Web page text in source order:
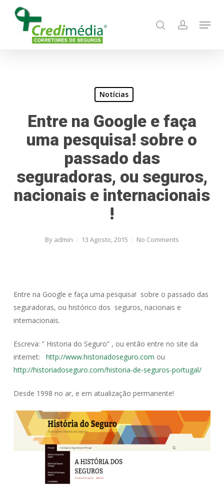
search account
Menu
Notícias
Entre na Google e faça
uma pesquisa! sobre o
passado das
seguradoras, ou seguros,
nacionais e internacionais
!
By admin 13 Agosto, 2015 No Comments
Entre na Google e faça uma pesquisa! sobre o passado das
seguradoras, ou histórico dos seguros, nacionais e
internacionais.
Escreva: ” Historia do Seguro” , ou então entre no site da
internet: http://www.historiadoseguro.com ou
http://historiadoseguro.com/historia-de-seguros-portugal/
Desde 1998 no ar, e em atualização permanente!